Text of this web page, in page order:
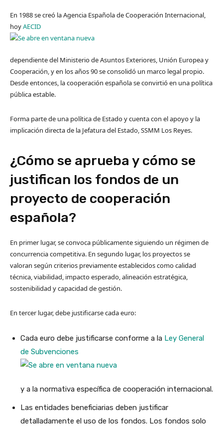
En 1988 se creó la Agencia Española de Cooperación Internacional,
hoyAECID
dependiente del Ministerio de Asuntos Exteriores, Unión Europea y
Cooperación, y en los años 90 se consolidó un marco legal propio.
Desde entonces, la cooperación española se convirtió en una política
pública estable.
Forma parte de una política de Estado y cuenta con el apoyo y la
implicación directa de la Jefatura del Estado, SSMM Los Reyes.
¿Cómo se aprueba y cómo se
justifican los fondos de un
proyecto de cooperación
española?
En primer lugar, se convoca públicamente siguiendo un régimen de
concurrencia competitiva. En segundo lugar, los proyectos se
valoran según criterios previamente establecidos como calidad
técnica, viabilidad, impacto esperado, alineación estratégica,
sostenibilidad y capacidad de gestión.
En tercer lugar, debe justificarse cada euro:
Cada euro debe justificarse conforme a la Ley General
de Subvenciones
y a la normativa específica de cooperación internacional.
Las entidades beneficiarias deben justificar
detalladamente el uso de los fondos. Los fondos solo